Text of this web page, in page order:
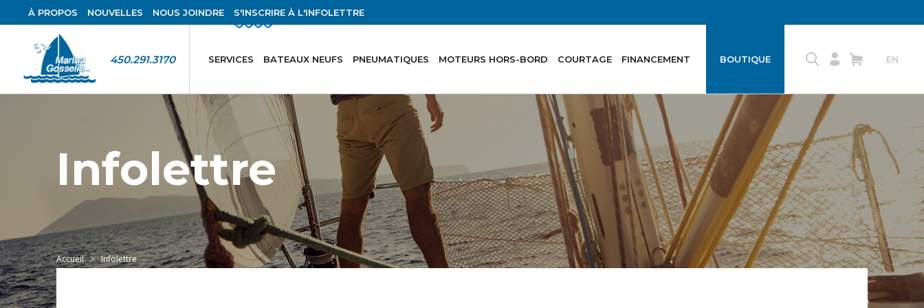
À PROPOS NOUVELLES NOUS JOINDRE S'INSCRIRE À L'INFOLETTRE
450.291.3170 SERVICES BATEAUX NEUFS PNEUMATIQUES MOTEURS HORS-BORD COURTAGE FINANCEMENT BOUTIQUE EN
Infolettre
Accueil Infolettre